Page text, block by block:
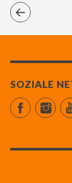
SOZIALE
Facebook